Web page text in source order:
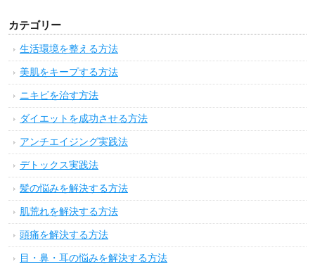
カテゴリー
生活環境を整える方法
美肌をキープする方法
ニキビを治す方法
ダイエットを成功させる方法
アンチエイジング実践法
デトックス実践法
髪の悩みを解決する方法
肌荒れを解決する方法
頭痛を解決する方法
目・鼻・耳の悩みを解決する方法